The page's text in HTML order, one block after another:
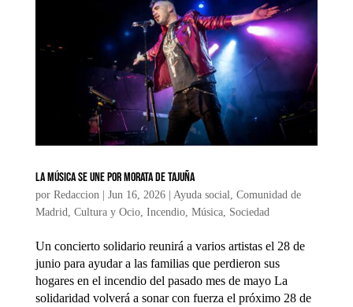
La música se une por Morata de Tajuña
por Redaccion Jun 16, 2026| Ayuda social
Comunidad de
Madrid
Cultura y Ocio, Incendio, Música, Sociedad
Un concierto solidario reunirá a varios artistas el 28 de
junio para ayudar a las familias que perdieron sus
hogares en el incendio del pasado mes de mayo La
solidaridad volverá a sonar con fuerza el próximo 28 de